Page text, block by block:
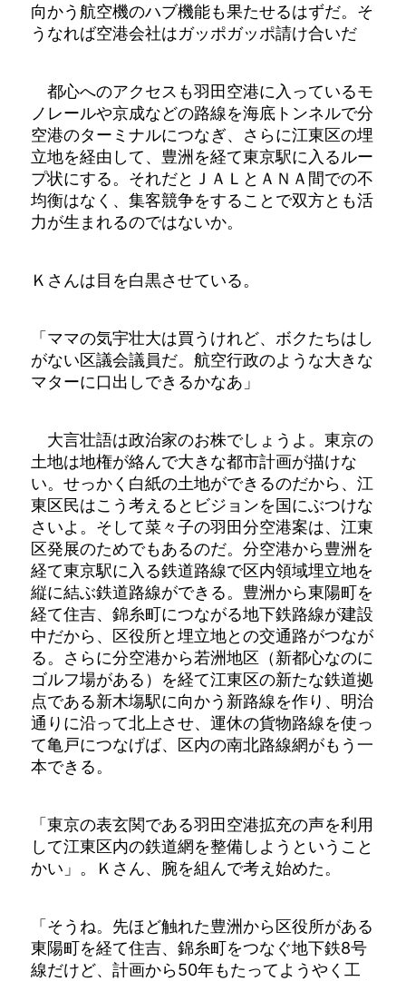
向かう航空機のハブ機能も果たせるはずだ。そ
うなれば空港会社はガッポガッポ請け合いだ
都心へのアクセスも羽田空港に入っているモ
ノレールや京成などの路線を海底トンネルで分
空港のターミナルにつなぎ、さらに江東区の埋
立地を経由して、豊洲を経て東京駅に入るルー
プ状にする。それだとＪＡＬとＡＮＡ間での不
均衡はなく、集客競争をすることで双方とも活
力が生まれるのではないか。
Ｋさんは目を白黒させている。
「ママの気宇壮大は買うけれど、ボクたちはし
がない区議会議員だ。航空行政のような大きな
マターに口出しできるかなあ」
大言壮語は政治家のお株でしょうよ。東京の
土地は地権が絡んで大きな都市計画が描けな
い。せっかく白紙の土地ができるのだから、江
東区民はこう考えるとビジョンを国にぶつけな
さいよ。そして菜々子の羽田分空港案は、江東
区発展のためでもあるのだ。分空港から豊洲を
経て東京駅に入る鉄道路線で区内領域埋立地を
縦に結ぶ鉄道路線ができる。豊洲から東陽町を
経て住吉、錦糸町につながる地下鉄路線が建設
中だから、区役所と埋立地との交通路がつなが
る。さらに分空港から若洲地区（新都心なのに
ゴルフ場がある）を経て江東区の新たな鉄道拠
点である新木塲駅に向かう新路線を作り、明治
通りに沿って北上させ、運休の貨物路線を使っ
て亀戸につなげば、区内の南北路線網がもう一
本できる。
「東京の表玄関である羽田空港拡充の声を利用
して江東区内の鉄道網を整備しようということ
かい」。Ｋさん、腕を組んで考え始めた。
「そうね。先ほど触れた豊洲から区役所がある
東陽町を経て住吉、錦糸町をつなぐ地下鉄8号
線だけど、計画から50年もたってようやく工